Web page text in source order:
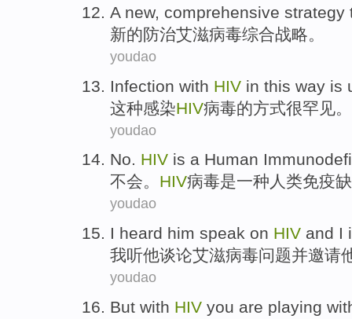
A new, comprehensive strategy
新的防治艾滋病毒综合战略。
youdao
Infection with HIV in this way is
这种感染HIV病毒的方式很罕见。
youdao
No. HIV is a Human
不会。 HIV病毒是一种 人类免疫
youdao
I heard him speak on HIV and I
我听他谈论艾滋病毒问题并邀请
youdao
But with HIV you are playing